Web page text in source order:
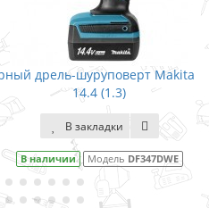
Makita DF347DWE /
МодельDF347DWE